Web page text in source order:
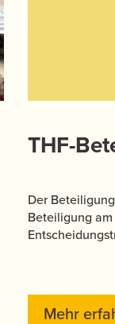
THF-
Der
Beteiligung
Mehr